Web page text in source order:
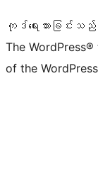
ကုဒ်ရေးသားခြင်း
The
of the